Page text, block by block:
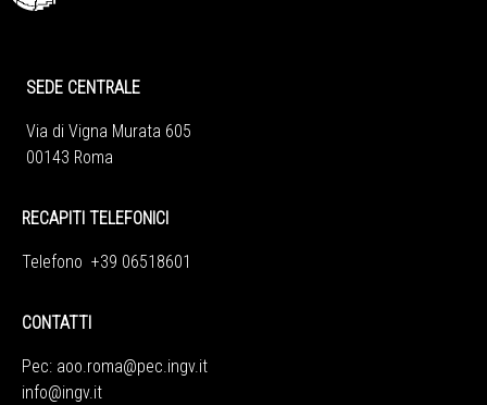
SEDE CENTRALE
Via di Vigna Murata 605
00143 Roma
RECAPITI TELEFONICI
Telefono +39 06518601
CONTATTI
Pec: aoo.roma@pec.ingv.it
info@ingv.it